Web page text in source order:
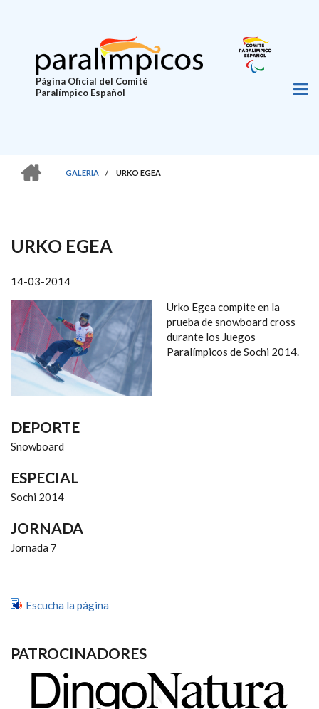
principal
Página Oficial del Comité
Paralímpico Español
SOBRESCRIBIR
DE
AYUDA
A
LA
NAVEGACIÓN
GALERIA
/ URKO EGEA
URKO EGEA
14-03-2014
Urko Egea compite en la
prueba de snowboard cross
durante los Juegos
Paralímpicos de Sochi 2014.
DEPORTE
Snowboard
ESPECIAL
Sochi 2014
JORNADA
Jornada 7
Escucha la página
PATROCINADORES